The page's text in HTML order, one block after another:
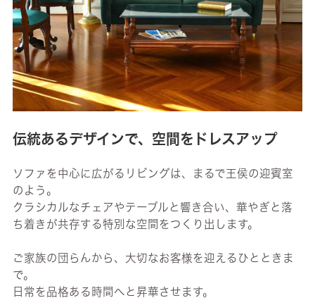
伝統あるデザインで、空間をドレスアップ
ソファを中心に広がるリビングは、まるで王侯の迎賓室
のよう。
クラシカルなチェアやテーブルと響き合い、華やぎと落
ち着きが共存する特別な空間をつくり出します。
ご家族の団らんから、大切なお客様を迎えるひとときま
で。
日常を品格ある時間へと昇華させます。